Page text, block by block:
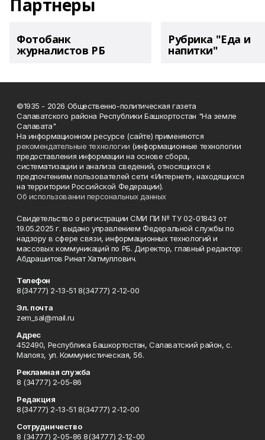
Партнеры
Фотобанк
журналистов РБ
Рубрика "Еда и
напитки"
©1935 - 2026 Общественно-политическая газета
Салаватского района Республики Башкортостан "На земле
Салавата"
На информационном ресурсе (сайте) применяются
рекомендательные технологии (информационные технологии
предоставления информации на основе сбора,
систематизации и анализа сведений, относящихся к
предпочтениям пользователей сети «Интернет», находящихся
на территории Российской Федерации).
Об использовании персональных данных
Свидетельство о регистрации СМИ ПИ № ТУ 02-01843 от
19.05.2025 г. выдано управлением Федеральной службы по
надзору в сфере связи, информационных технологий и
массовых коммуникаций по РБ. Директор, главный редактор:
Абдрашитов Ринат Хатмуллович.
Телефон
8(34777) 2-13-51 8(34777) 2-12-00
Эл. почта
zem_sal@mail.ru
Адрес
452490, Республика Башкортостан, Салаватский район, с.
Малояз, ул. Коммунистическая, 56.
Рекламная служба
8 (34777) 2-05-86
Редакция
8(34777) 2-13-51 8(34777) 2-12-00
Сотрудничество
8 (34777) 2-05-86 8(34777) 2-12-00